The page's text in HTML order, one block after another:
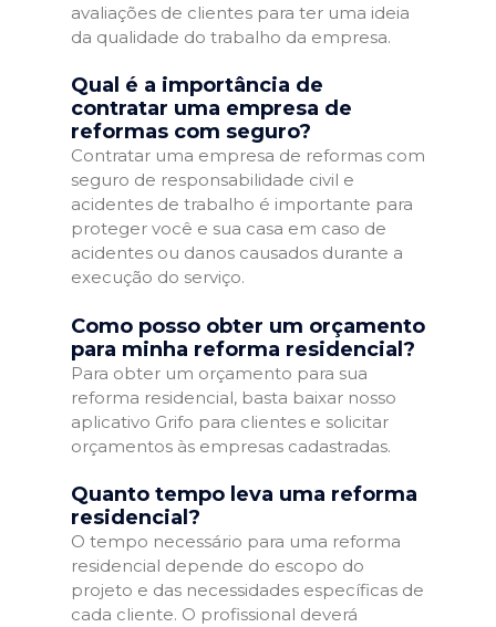
avaliações de clientes para ter uma ideia
da qualidade do trabalho da empresa.
Qual é a importância de
contratar uma empresa de
reformas com seguro?
Contratar uma empresa de reformas com
seguro de responsabilidade civil e
acidentes de trabalho é importante para
proteger você e sua casa em caso de
acidentes ou danos causados durante a
execução do serviço.
Como posso obter um orçamento
para minha reforma residencial?
Para obter um orçamento para sua
reforma residencial, basta baixar nosso
aplicativo Grifo para clientes e solicitar
orçamentos às empresas cadastradas.
Quanto tempo leva uma reforma
residencial?
O tempo necessário para uma reforma
residencial depende do escopo do
projeto e das necessidades específicas de
cada cliente. O profissional deverá